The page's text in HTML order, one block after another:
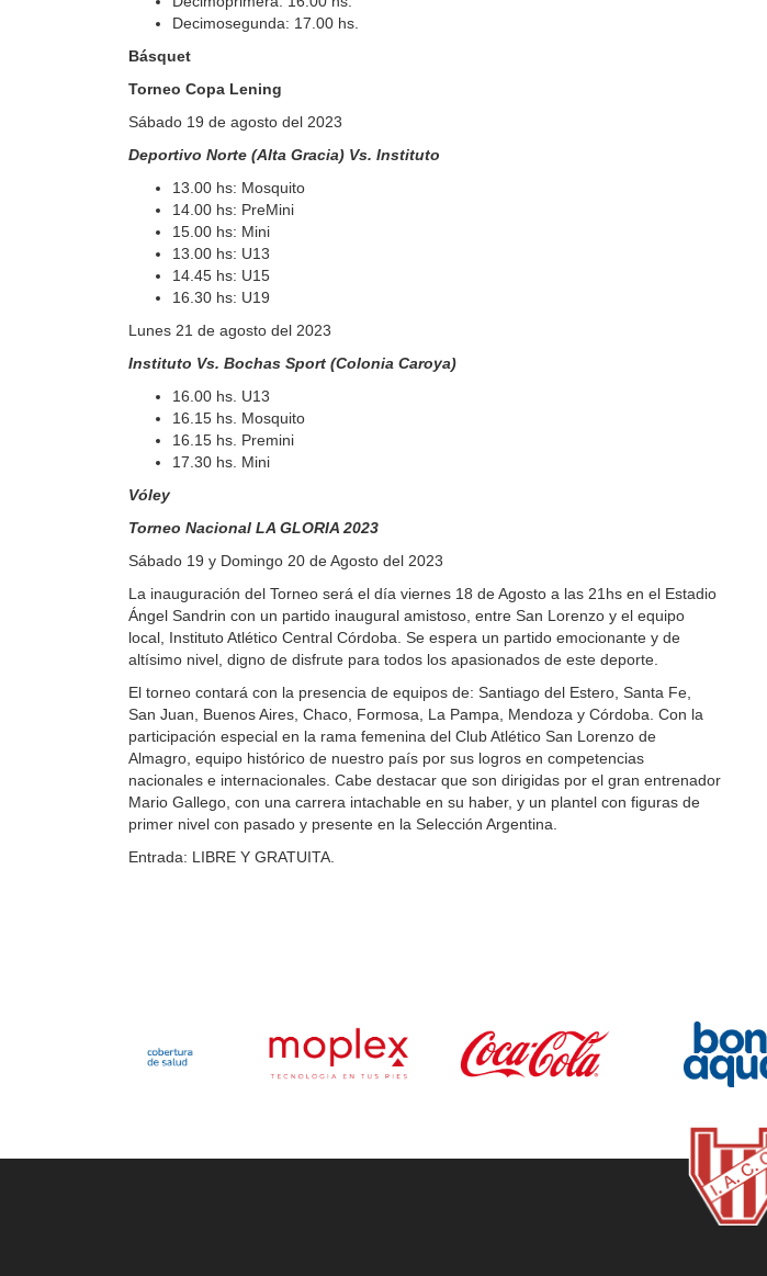
Decimosegunda: 17.00 hs.
Básquet
Torneo Copa Lening
Sábado 19 de agosto del 2023
Deportivo Norte (Alta Gracia) Vs. Instituto
13.00 hs: Mosquito
14.00 hs: PreMini
15.00 hs: Mini
13.00 hs: U13
14.45 hs: U15
16.30 hs: U19
Lunes 21 de agosto del 2023
Instituto Vs. Bochas Sport (Colonia Caroya)
16.00 hs. U13
16.15 hs. Mosquito
16.15 hs. Premini
17.30 hs. Mini
Vóley
Torneo Nacional LA GLORIA 2023
Sábado 19 y Domingo 20 de Agosto del 2023
La inauguración del Torneo será el día viernes 18 de Agosto a las 21hs en el Estadio
Ángel Sandrin con un partido inaugural amistoso, entre San Lorenzo y el equipo
local, Instituto Atlético Central Córdoba. Se espera un partido emocionante y de
altísimo nivel, digno de disfrute para todos los apasionados de este deporte.
El torneo contará con la presencia de equipos de: Santiago del Estero, Santa Fe,
San Juan, Buenos Aires, Chaco, Formosa, La Pampa, Mendoza y Córdoba. Con la
participación especial en la rama femenina del Club Atlético San Lorenzo de
Almagro, equipo histórico de nuestro país por sus logros en competencias
nacionales e internacionales. Cabe destacar que son dirigidas por el gran entrenador
Mario Gallego, con una carrera intachable en su haber, y un plantel con figuras de
primer nivel con pasado y presente en la Selección Argentina.
Entrada: LIBRE Y GRATUITA.